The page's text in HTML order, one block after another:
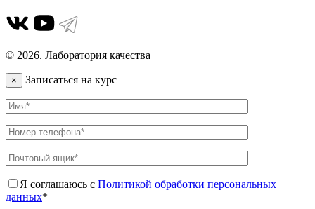
© 2026. Лаборатория качества
× Записаться на курс
Я соглашаюсь с Политикой обработки персональных
данных*